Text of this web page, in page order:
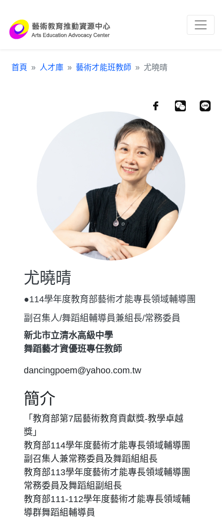
首頁 人才庫 藝術才能班教師 尤曉晴
尤曉晴
●114學年度教育部藝術才能專長領域輔導團
副召集人/舞蹈組輔導員兼組長/常務委員
新北市立清水高級中學
舞蹈藝才資優班專任教師
dancingpoem@yahoo.com.tw
簡介
「教育部第7屆藝術教育貢獻獎-教學卓越
獎」
教育部114學年度藝術才能專長領域輔導團
副召集人兼常務委員及舞蹈組組長
教育部113學年度藝術才能專長領域輔導團
常務委員及舞蹈組副組長
教育部111-112學年度藝術才能專長領域輔
導群舞蹈組輔導員